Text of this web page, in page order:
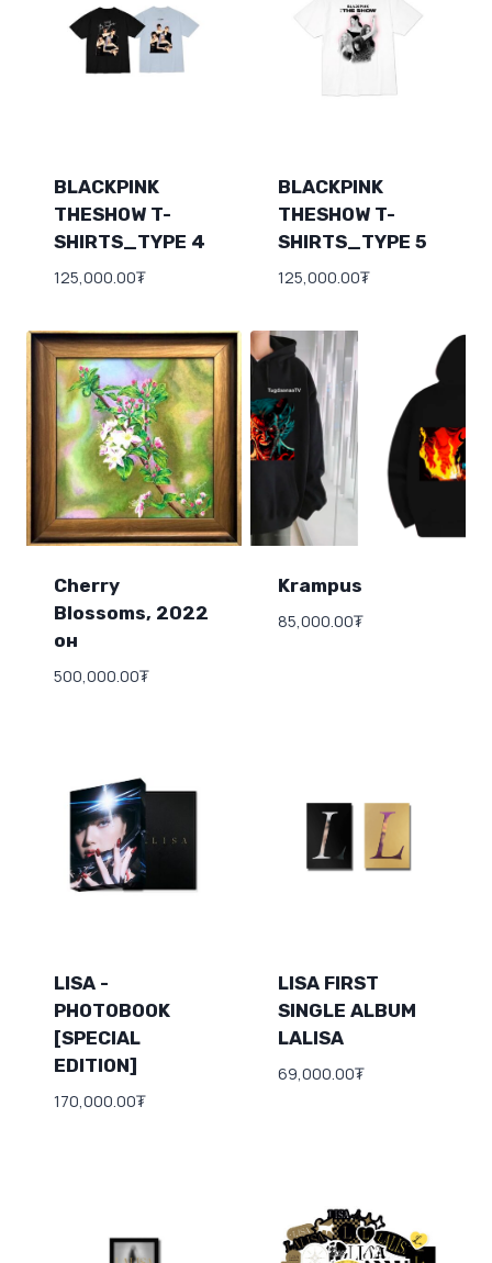
BLACKPINK
THESHOW T-
SHIRTS_TYPE 4
125,000.00₮
BLACKPINK
THESHOW T-
SHIRTS_TYPE 5
125,000.00₮
Cherry
Blossoms, 2022
он
500,000.00₮
Krampus
85,000.00₮
LISA -
PHOTOBOOK
[SPECIAL
EDITION]
170,000.00₮
LISA FIRST
SINGLE ALBUM
LALISA
69,000.00₮